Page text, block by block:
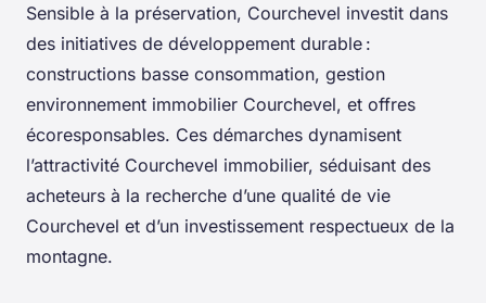
Sensible à la préservation, Courchevel investit dans
des initiatives de développement durable :
constructions basse consommation, gestion
environnement immobilier Courchevel, et offres
écoresponsables. Ces démarches dynamisent
l’attractivité Courchevel immobilier, séduisant des
acheteurs à la recherche d’une qualité de vie
Courchevel et d’un investissement respectueux de la
montagne.